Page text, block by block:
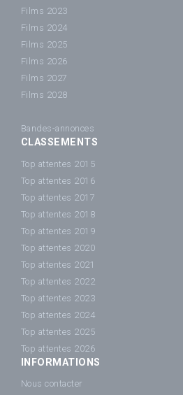
Films 2023
Films 2024
Films 2025
Films 2026
Films 2027
Films 2028
Bandes-annonces
CLASSEMENTS
Top attentes 2015
Top attentes 2016
Top attentes 2017
Top attentes 2018
Top attentes 2019
Top attentes 2020
Top attentes 2021
Top attentes 2022
Top attentes 2023
Top attentes 2024
Top attentes 2025
Top attentes 2026
INFORMATIONS
Nous contacter